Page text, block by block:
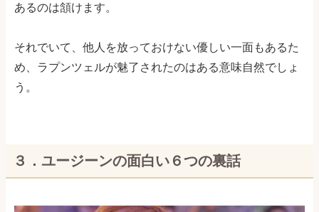
あるのは頷けます。
それでいて、他人を放っておけない優しい一面もあるた
め、ラプンツェルが魅了されたのはある意味自然でしょ
う。
３．ユージーンの面白い６つの裏話